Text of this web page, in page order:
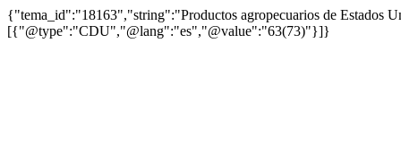
{"tema_id":"18163","string":"Productos agropecuarios de
[{"@type":"CDU","@lang":"es","@value":"63(73)"}]}